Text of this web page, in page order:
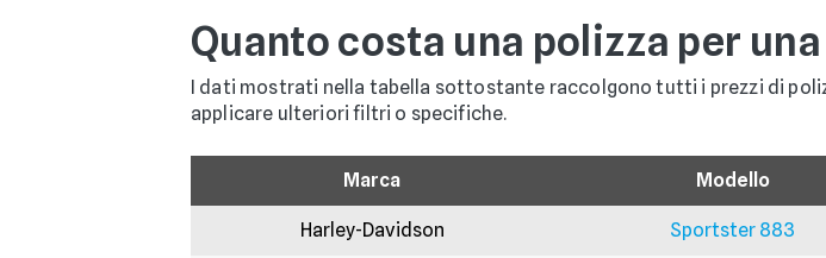
Quanto costa una polizza per
I dati mostrati nella tabella sottostante raccolgono tutti i prezzi di
applicare ulteriori filtri o specifiche.
Marca Modello
Harley-Davidson Sportster 883